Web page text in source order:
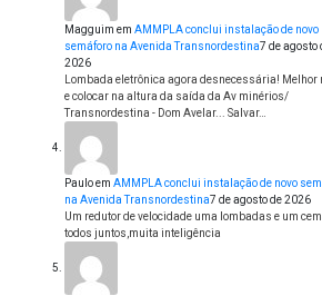
Magguim em AMMPLA conclui instalação de novo
semáforo na Avenida Transnordestina7 de agosto
2026
Lombada eletrônica agora desnecessária! Melhor
e colocar na altura da saída da Av minérios/
Transnordestina - Dom Avelar... Salvar…
Pauloem AMMPLA conclui instalação de novo
na Avenida Transnordestina7 de agosto de 2026
Um redutor de velocidade uma lombadas e um
todos juntos,muita inteligência